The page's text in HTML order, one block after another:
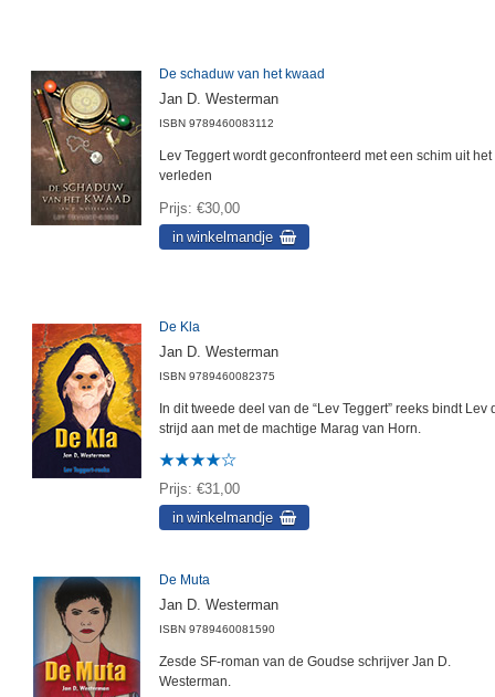
De schaduw van het kwaad
Jan D. Westerman
ISBN 9789460083112
Lev Teggert wordt geconfronteerd met een schim uit het
verleden
Prijs €30,00
De Kla
Jan D. Westerman
ISBN 9789460082375
In dit tweede deel van de “Lev Teggert” reeks bindt Lev
strijd aan met de machtige Marag van Horn.
Prijs €31,00
De Muta
Jan D. Westerman
ISBN 9789460081590
Zesde SF-roman van de Goudse schrijver Jan D.
Westerman.